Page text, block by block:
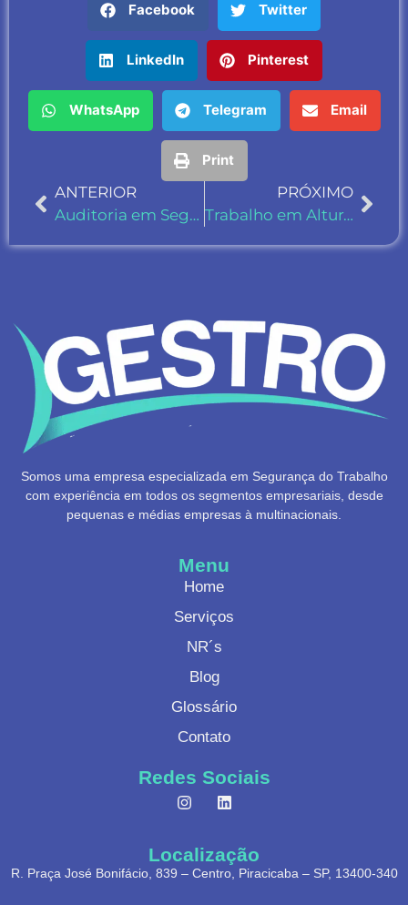
Facebook Twitter
LinkedIn Pinterest
WhatsApp Telegram Email
Print
ANTERIOR
Auditoria em Segurança do Trabalho: Identifique e Minimize Falhas
PRÓXIMO
Trabalho em Altura: Segurança para Trabalhadores em Alturas Elevadas
Somos uma empresa especializada em Segurança do Trabalho
com experiência em todos os segmentos empresariais, desde
pequenas e médias empresas à multinacionais.
Menu
Home
Serviços
NR´s
Blog
Glossário
Contato
Redes Sociais
Localização
R. Praça José Bonifácio, 839 – Centro, Piracicaba – SP, 13400-340